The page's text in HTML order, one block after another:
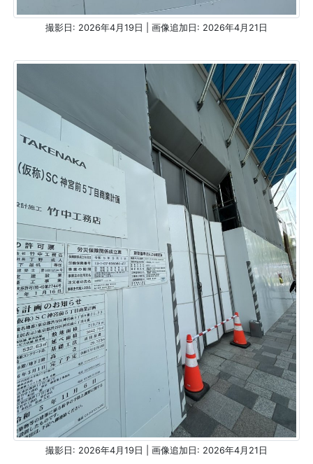
撮影日: 2026年4月19日 | 画像追加日: 2026年4月21日
撮影日: 2026年4月19日 | 画像追加日: 2026年4月21日